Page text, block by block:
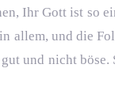
Ihr Gott ist so
allem, und die
und nicht böse.